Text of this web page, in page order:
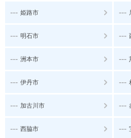
--- 姫路市 ---
--- 明石市 ---
--- 洲本市 ---
--- 伊丹市 ---
--- 加古川市 ---
--- 西脇市 ---